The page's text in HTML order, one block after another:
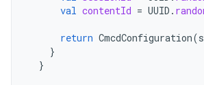
val contentId = UUID .
return CmcdConfiguration(
}
}